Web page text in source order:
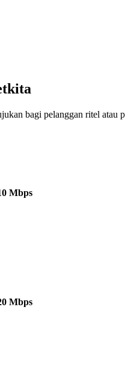
bagi pelanggan ritel
Mbps
Mbps